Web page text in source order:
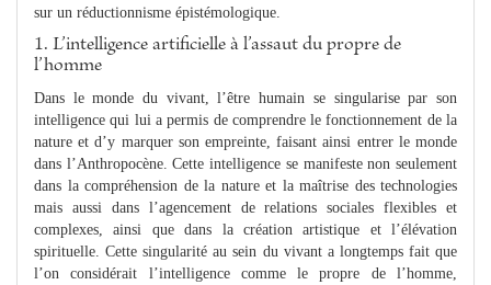
sur un réductionnisme épistémologique.
1. L’intelligence artificielle à l’assaut du propre de
l’homme
Dans le monde du vivant, l’être humain se singularise par son
intelligence qui lui a permis de comprendre le fonctionnement de la
nature et d’y marquer son empreinte, faisant ainsi entrer le monde
dans l’Anthropocène. Cette intelligence se manifeste non seulement
dans la compréhension de la nature et la maîtrise des technologies
mais aussi dans l’agencement de relations sociales flexibles et
complexes, ainsi que dans la création artistique et l’élévation
spirituelle. Cette singularité au sein du vivant a longtemps fait que
l’on considérait l’intelligence comme le propre de l’homme,